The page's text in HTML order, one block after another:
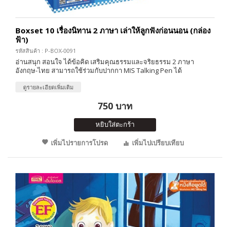
Boxset 10 เรื่องนิทาน 2 ภาษา เล่าให้ลูกฟังก่อนนอน (กล่อง
ฟ้า)
รหัสสินค้า : P-BOX-0091
อ่านสนุก สอนใจ ได้ข้อคิด เสริมคุณธรรมและจริยธรรม 2 ภาษา
อังกฤษ-ไทย สามารถใช้ร่วมกับปากกา MIS Talking Pen ได้
ดูรายละเอียดเพิ่มเติม
750 บาท
หยิบใส่ตะกร้า
เพิ่มไปรายการโปรด
เพิ่มไปเปรียบเทียบ